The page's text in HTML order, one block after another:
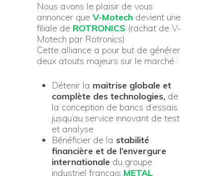
Nous avons le plaisir de vous
annoncer que V-Motech devient une
filiale de ROTRONICS (rachat de V-
Motech par Rotronics)
Cette alliance a pour but de générer
deux atouts majeurs sur le marché :
Détenir la maitrise globale et
complète des technologies, de
la conception de bancs d’essais
jusqu’au service innovant de test
et analyse
Bénéficier de la stabilité
financière et de l’envergure
internationale du groupe
industriel français METAL